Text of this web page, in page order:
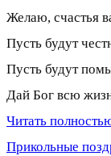
Желаю, счастья
Пусть будут
Пусть будут
Дай Бог всю
Читать
Прикольные